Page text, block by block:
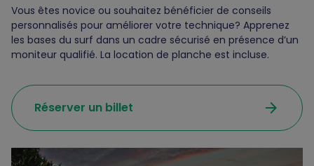
Vous êtes novice ou souhaitez bénéficier de conseils
personnalisés pour améliorer votre technique? Apprenez
les bases du surf dans un cadre sécurisé en présence d’un
moniteur qualifié. La location de planche est incluse.
Réserver un billet arrow_forward